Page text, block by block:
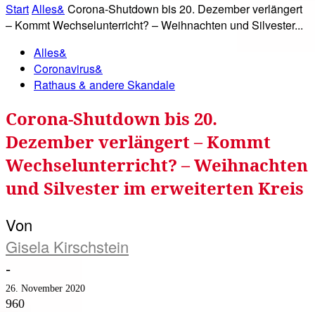
StartAlles& Corona-Shutdown bis 20. Dezember verlängert
– Kommt Wechselunterricht? – Weihnachten und Silvester...
Alles&
Coronavirus&
Rathaus & andere Skandale
Corona-Shutdown bis 20.
Dezember verlängert – Kommt
Wechselunterricht? – Weihnachten
und Silvester im erweiterten Kreis
Von
Gisela Kirschstein
-
26. November 2020
960